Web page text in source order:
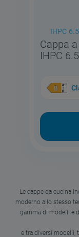
IHPC
Cappa
IHPC
Le cappe da cucina
moderno allo stesso
gamma di modelli e
e tra diversi modelli,